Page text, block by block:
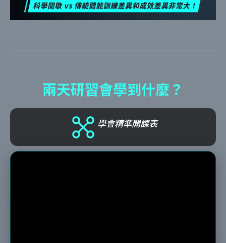
兩天研習會學到什麼？
學會精準開課表